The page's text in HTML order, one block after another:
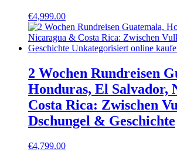
€4,999.00
2 Wochen Rundreisen
Honduras, El Salvador,
Costa Rica: Zwischen
Dschungel & Geschichte
€4,799.00